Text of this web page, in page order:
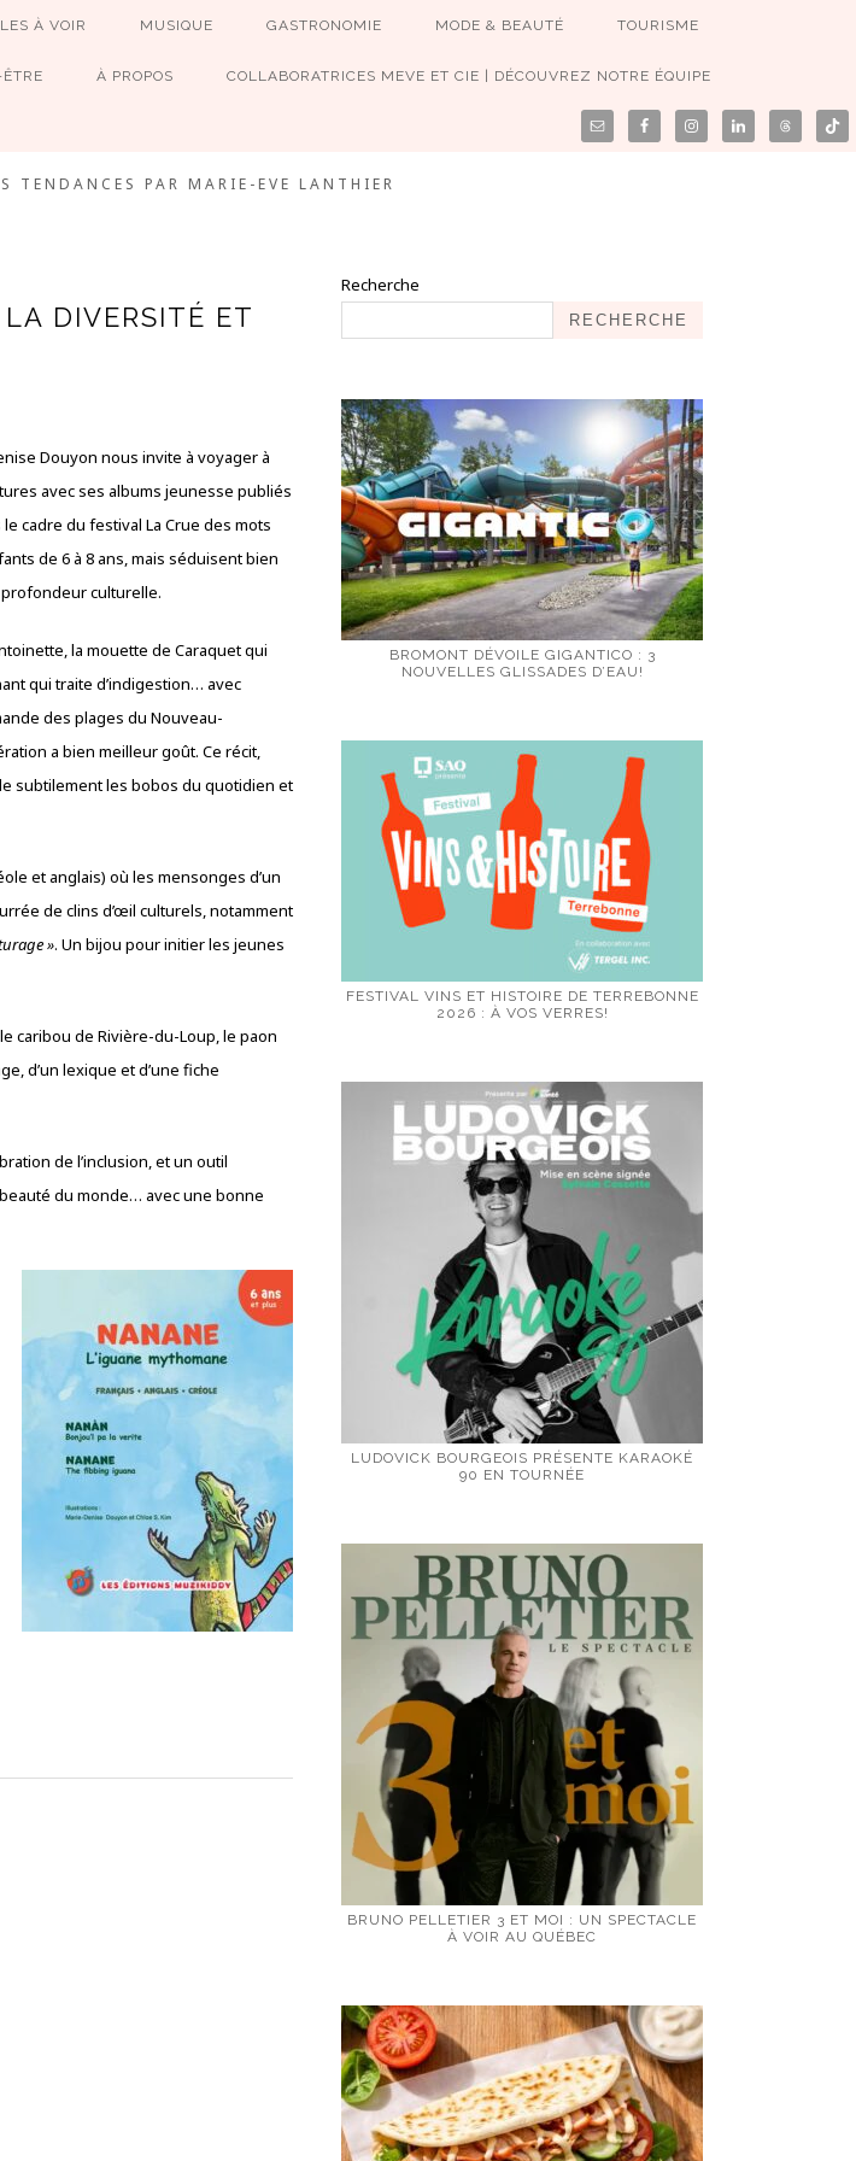
À VOIR MUSIQUE GASTRONOMIE MODE & BEAUTÉ TOURISME
À PROPOS COLLABORATRICES MEVE ET CIE | DÉCOUVREZ NOTRE ÉQUIPE
TENDANCES PAR MARIE-EVE LANTHIER
DIVERSITÉ ET
Douyon nous invite à voyager à
avec ses albums jeunesse publiés
cadre du festival La Crue des mots
de 6 à 8 ans, mais séduisent bien
culturelle.
la mouette de Caraquet qui
qui traite d’indigestion… avec
des plages du Nouveau-
a bien meilleur goût. Ce récit,
subtilement les bobos du quotidien et
et anglais) où les mensonges d’un
de clins d’œil culturels, notamment
». Un bijou pour initier les jeunes
caribou de Rivière-du-Loup, le paon
d’un lexique et d’une fiche
de l’inclusion, et un outil
du monde… avec une bonne
Recherche
RECHERCHE
BROMONT DÉVOILE GIGANTICO : 3
NOUVELLES GLISSADES D’EAU!
FESTIVAL VINS ET HISTOIRE DE TERREBONNE
2026 : À VOS VERRES!
LUDOVICK BOURGEOIS PRÉSENTE KARAOKÉ
90 EN TOURNÉE
BRUNO PELLETIER 3 ET MOI : UN SPECTACLE
À VOIR AU QUÉBEC